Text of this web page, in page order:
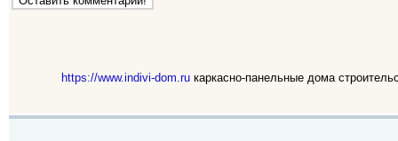
https://www.indivi-dom.ruкаркасно-панельные дома